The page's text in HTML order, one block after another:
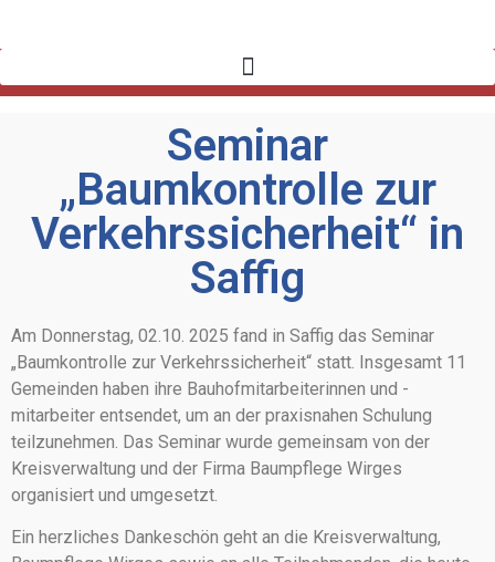
Seminar
„Baumkontrolle zur
Verkehrssicherheit“ in
Saffig
Am Donnerstag, 02.10. 2025 fand in Saffig das Seminar
„Baumkontrolle zur Verkehrssicherheit“ statt. Insgesamt 11
Gemeinden haben ihre Bauhofmitarbeiterinnen und -
mitarbeiter entsendet, um an der praxisnahen Schulung
teilzunehmen. Das Seminar wurde gemeinsam von der
Kreisverwaltung und der Firma Baumpflege Wirges
organisiert und umgesetzt.
Ein herzliches Dankeschön geht an die Kreisverwaltung,